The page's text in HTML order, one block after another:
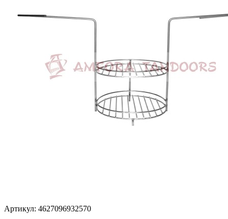
Артикул: 4627096932570